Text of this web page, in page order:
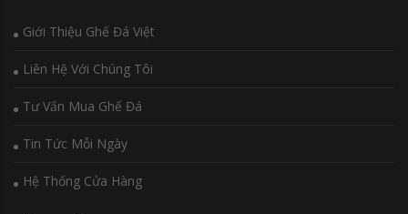
Giới Thiệu Ghế Đá Việt
Liên Hệ Với Chúng Tôi
Tư Vấn Mua Ghế Đá
Tin Tức Mỗi Ngày
Hệ Thống Cửa Hàng